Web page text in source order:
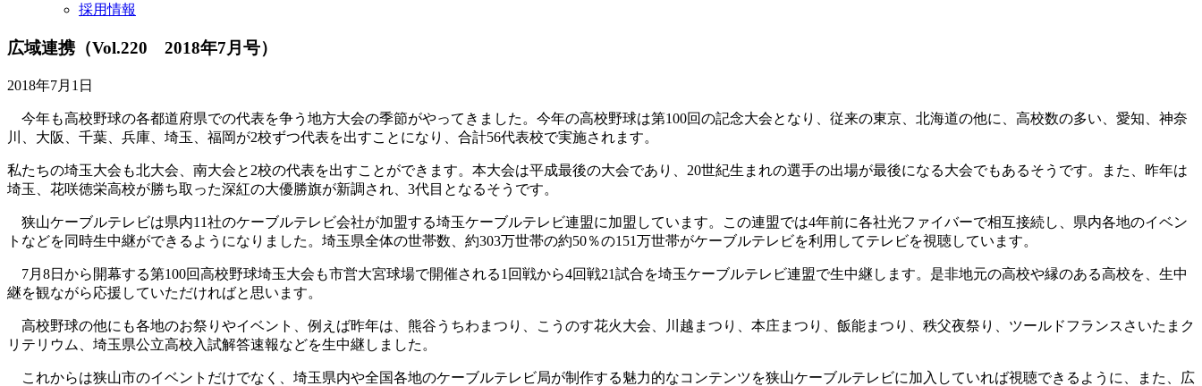
採用情報
広域連携 （Vol.220 2018年7月号）
2018年7月1日
今年も高校野球の各都道府県での代表を争う地方大会の季節がやってきました。今年の高校野球は第100回の記念大会となり、従来の東京、北海道の他に、高校数の多い、愛知、神奈
川、大阪、千葉、兵庫、埼玉、福岡が2校ずつ代表を出すことになり、合計56代表校で実施されます。
私たちの埼玉大会も北大会、南大会と2校の代表を出すことができます。本大会は平成最後の大会であり、20世紀生まれの選手の出場が最後になる大会でもあるそうです。また、昨年は
埼玉、花咲徳栄高校が勝ち取った深紅の大優勝旗が新調され、3代目となるそうです。
狭山ケーブルテレビは県内11社のケーブルテレビ会社が加盟する埼玉ケーブルテレビ連盟に加盟しています。この連盟では4年前に各社光ファイバーで相互接続し、県内各地のイベン
トなどを同時生中継ができるようになりました。埼玉県全体の世帯数、約303万世帯の約50％の151万世帯がケーブルテレビを利用してテレビを視聴しています。
7月8日から開幕する第100回高校野球埼玉大会も市営大宮球場で開催される1回戦から4回戦21試合を埼玉ケーブルテレビ連盟で生中継します。是非地元の高校や縁のある高校を、生中
継を観ながら応援していただければと思います。
高校野球の他にも各地のお祭りやイベント、例えば昨年は、熊谷うちわまつり、こうのす花火大会、川越まつり、本庄まつり、飯能まつり、秩父夜祭り、ツールドフランスさいたまク
リテリウム、埼玉県公立高校入試解答速報などを生中継しました。
これからは狭山市のイベントだけでなく、埼玉県内や全国各地のケーブルテレビ局が制作する魅力的なコンテンツを狭山ケーブルテレビに加入していれば視聴できるように、また、広